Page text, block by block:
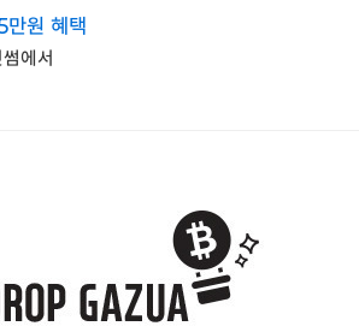
만원 혜택
에서